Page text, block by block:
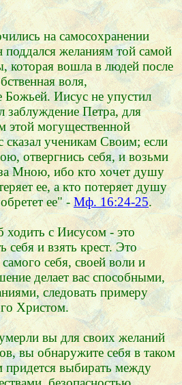
на самосохранении
желаниям той самой
которая вошла в людей после
воля,
Божьей. Иисус не упустил
заблуждение Петра, для
этой могущественной
ученикам Своим; если
отвергнись себя, и возьми
Мною, ибо кто хочет душу
ее, а кто потеряет душу
ее" - Мф. 16:24-25.
ходить с Иисусом - это
себя и взять крест. Это
себя, своей воли и
делает вас способными,
следовать примеру
Христом.
вы для своих желаний
вы обнаружите себя в таком
придется выбирать между